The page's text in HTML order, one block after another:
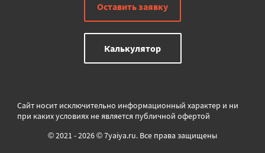
Оставить заявку
Калькулятор
Сайт носит исключительно информационный характер и ни
при каких условиях не является публичной офертой
© 2021 - 2026 © 7yaiya.ru. Все права защищены